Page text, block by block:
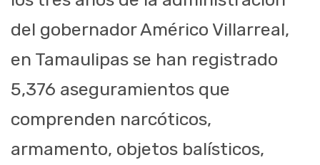
del gobernador Américo Villarreal,
en Tamaulipas se han registrado
5,376 aseguramientos que
comprenden narcóticos,
armamento, objetos balísticos,